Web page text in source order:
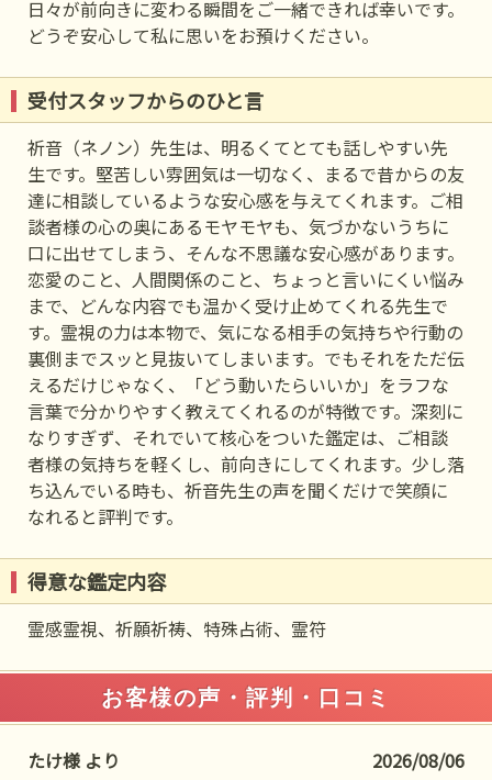
日々が前向きに変わる瞬間をご一緒できれば幸いです。
どうぞ安心して私に思いをお預けください。
受付スタッフからのひと言
祈音（ネノン）先生は、明るくてとても話しやすい先
生です。堅苦しい雰囲気は一切なく、まるで昔からの友
達に相談しているような安心感を与えてくれます。ご相
談者様の心の奥にあるモヤモヤも、気づかないうちに
口に出せてしまう、そんな不思議な安心感があります。
恋愛のこと、人間関係のこと、ちょっと言いにくい悩み
まで、どんな内容でも温かく受け止めてくれる先生で
す。霊視の力は本物で、気になる相手の気持ちや行動の
裏側までスッと見抜いてしまいます。でもそれをただ伝
えるだけじゃなく、「どう動いたらいいか」をラフな
言葉で分かりやすく教えてくれるのが特徴です。深刻に
なりすぎず、それでいて核心をついた鑑定は、ご相談
者様の気持ちを軽くし、前向きにしてくれます。少し落
ち込んでいる時も、祈音先生の声を聞くだけで笑顔に
なれると評判です。
得意な鑑定内容
霊感霊視、祈願祈祷、特殊占術、霊符
お客様の声・評判・口コミ
たけ様 より
2026/08/06